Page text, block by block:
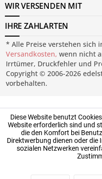
WIR VERSENDEN MIT
IHRE ZAHLARTEN
* Alle Preise verstehen sich
Versandkosten, wenn nicht
Irrtümer, Druckfehler und
Copyright © 2006-2026
vorbehalten.
Diese Website benutzt
Website erforderlich sind und
die den Komfort bei
Direktwerbung dienen oder die
sozialen Netzwerken